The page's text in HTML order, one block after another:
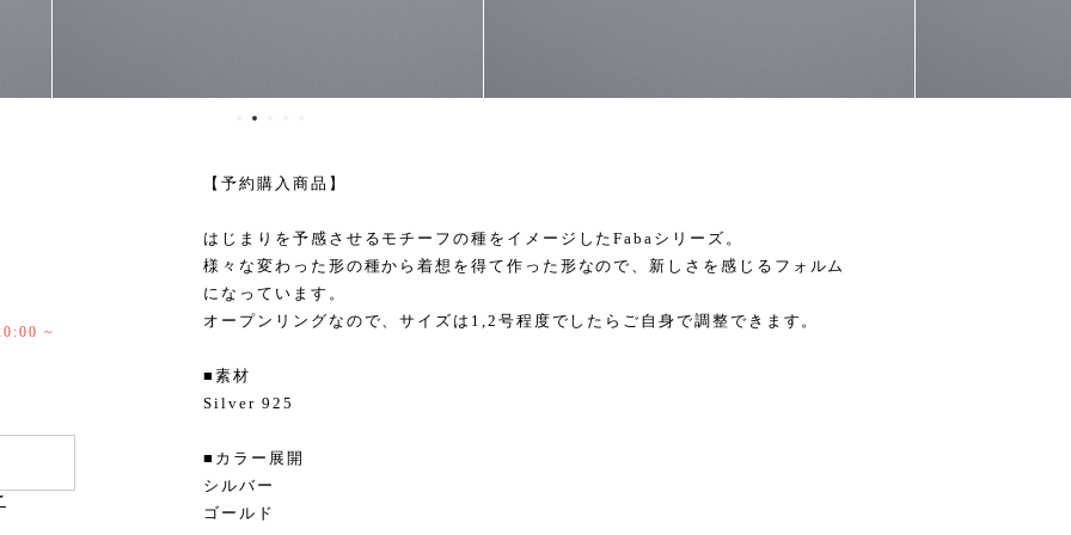
~
【予約購入商品】
はじまりを予感させるモチーフの種をイメージしたFabaシリーズ。
様々な変わった形の種から着想を得て作った形なので、新しさを感じるフォルム
になっています。
オープンリングなので、サイズは1,2号程度でしたらご自身で調整できます。
■素材
Silver 925
■カラー展開
シルバー
ゴールド